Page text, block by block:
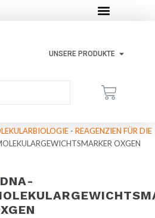
UNSERE PRODUKTE
- REAGENZIEN FÜR DIE
OXGEN
DNA-